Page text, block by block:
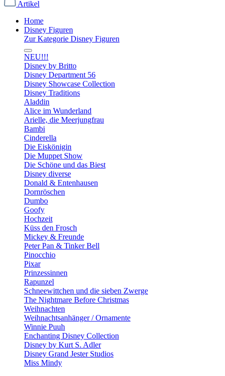
Artikel
Home
Disney Figuren
Zur Kategorie Disney Figuren
NEU!!!
Disney by Britto
Disney Department 56
Disney Showcase Collection
Disney Traditions
Aladdin
Alice im Wunderland
Arielle, die Meerjungfrau
Bambi
Cinderella
Die Eiskönigin
Die Muppet Show
Die Schöne und das Biest
Disney diverse
Donald & Entenhausen
Dornröschen
Dumbo
Goofy
Hochzeit
Küss den Frosch
Mickey & Freunde
Peter Pan & Tinker Bell
Pinocchio
Pixar
Prinzessinnen
Rapunzel
Schneewittchen und die sieben Zwerge
The Nightmare Before Christmas
Weihnachten
Weihnachtsanhänger / Ornamente
Winnie Puuh
Enchanting Disney Collection
Disney by Kurt S. Adler
Disney Grand Jester Studios
Miss Mindy